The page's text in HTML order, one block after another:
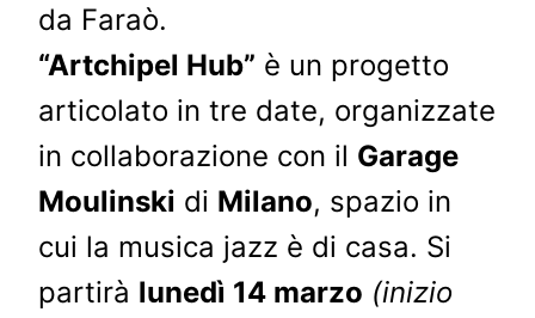
da Faraò.
“Artchipel Hub” è un progetto
articolato in tre date, organizzate
in collaborazione con il Garage
Moulinski di Milano, spazio in
cui la musica jazz è di casa. Si
partirà lunedì 14 marzo (inizio